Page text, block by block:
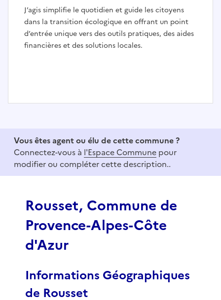
J’agis simplifie le quotidien et guide les citoyens
dans la transition écologique en offrant un point
d’entrée unique vers des outils pratiques, des aides
financières et des solutions locales.
f
Vous êtes agent ou élu de cette commune ?
Connectez-vous à l'Espace Commune pour
modifier ou compléter cette description..
Rousset, Commune de
Provence-Alpes-Côte
d'Azur
Informations Géographiques
de Rousset